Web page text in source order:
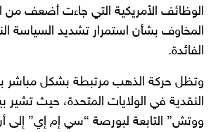
الوظائف الأمريكية التي جاءت أضعف
المخاوف بشأن استمرار تشديد السياسة
الفائدة.
وتظل حركة الذهب مرتبطة بشكل مباشر
النقدية في الولايات المتحدة، حيث تشير
ووتش” التابعة لبورصة “سي إم إي” إلى